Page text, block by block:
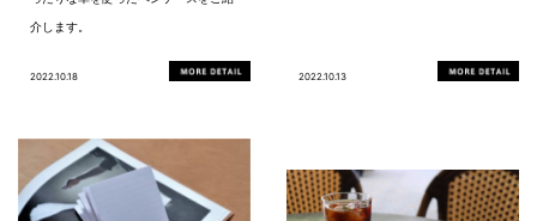
介します。
2022.10.18 2022.10.13